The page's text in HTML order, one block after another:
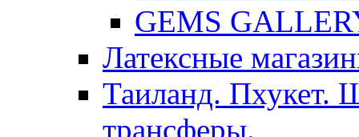
GEMS
Латексные
Таиланд. Пхукет.
трансферы.